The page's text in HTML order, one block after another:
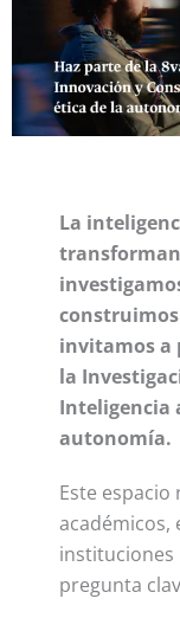
La
invitamos a
la
Inteligencia
autonomía.
Este
académicos,
instituciones
pregunta